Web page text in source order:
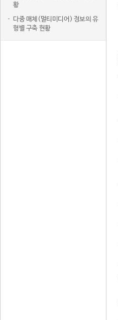
황
다중 매체(멀티미디어) 정보의 유
형별 구축 현황